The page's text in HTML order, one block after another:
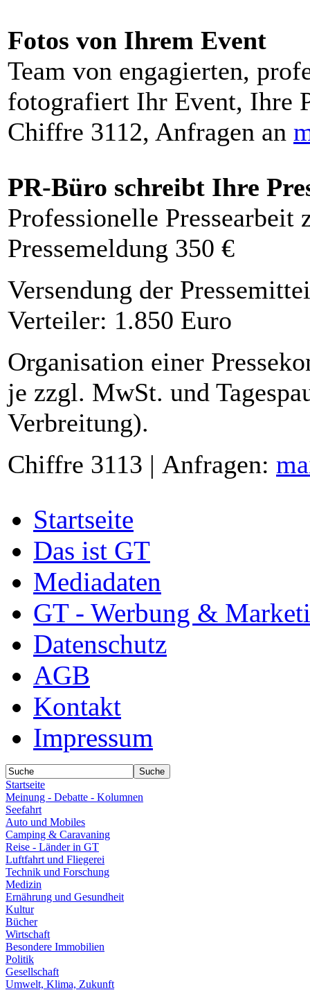
Fotos von Ihrem Event
Team von engagierten,
fotografiert Ihr Event, Ihre
Chiffre 3112, Anfragen an
PR-Büro schreibt Ihre
Professionelle Pressearbeit
Pressemeldung 350 €
Versendung der
Verteiler: 1.850 Euro
Organisation einer
je zzgl. MwSt. und
Verbreitung).
Chiffre 3113 | Anfragen:
Startseite
Das ist GT
Mediadaten
GT - Werbung &
Datenschutz
AGB
Kontakt
Impressum
Startseite
Meinung - Debatte - Kolumnen
Seefahrt
Auto und Mobiles
Camping & Caravaning
Reise - Länder in GT
Luftfahrt und Fliegerei
Technik und Forschung
Medizin
Ernährung und Gesundheit
Kultur
Bücher
Wirtschaft
Besondere Immobilien
Politik
Gesellschaft
Umwelt, Klima, Zukunft